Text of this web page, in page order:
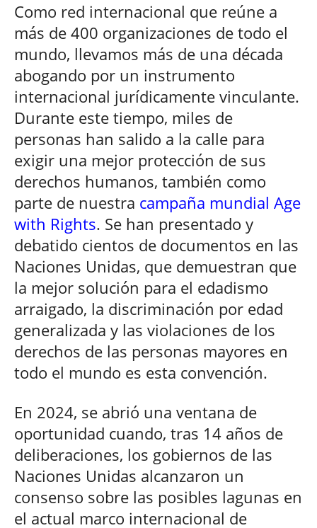
Como red internacional que reúne a
más de 400 organizaciones de todo el
mundo, llevamos más de una década
abogando por un instrumento
internacional jurídicamente vinculante.
Durante este tiempo, miles de
personas han salido a la calle para
exigir una mejor protección de sus
derechos humanos, también como
parte de nuestra campaña mundial Age
with Rights. Se han presentado y
debatido cientos de documentos en las
Naciones Unidas, que demuestran que
la mejor solución para el edadismo
arraigado, la discriminación por edad
generalizada y las violaciones de los
derechos de las personas mayores en
todo el mundo es esta convención.
En 2024, se abrió una ventana de
oportunidad cuando, tras 14 años de
deliberaciones, los gobiernos de las
Naciones Unidas alcanzaron un
consenso sobre las posibles lagunas en
el actual marco internacional de